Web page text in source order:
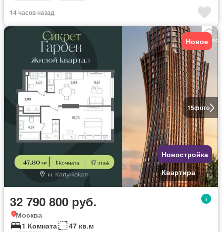
14 часов назад
15фото
Новое
Новостройка
Квартира
32 790 800 руб.
Москва
1 Комната
47 кв.м